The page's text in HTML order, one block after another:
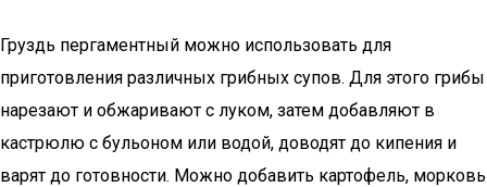
Груздь пергаментный можно использовать для
приготовления различных грибных супов. Для этого грибы
нарезают и обжаривают с луком, затем добавляют в
кастрюлю с бульоном или водой, доводят до кипения и
варят до готовности. Можно добавить картофель, морковь